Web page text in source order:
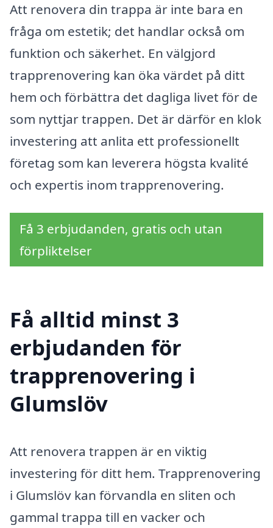
Att renovera din trappa är inte bara en
fråga om estetik; det handlar också om
funktion och säkerhet. En välgjord
trapprenovering kan öka värdet på ditt
hem och förbättra det dagliga livet för de
som nyttjar trappen. Det är därför en klok
investering att anlita ett professionellt
företag som kan leverera högsta kvalité
och expertis inom trapprenovering.
Få 3 erbjudanden, gratis och utan
förpliktelser
Få alltid minst 3
erbjudanden för
trapprenovering i
Glumslöv
Att renovera trappen är en viktig
investering för ditt hem. Trapprenovering
i Glumslöv kan förvandla en sliten och
gammal trappa till en vacker och